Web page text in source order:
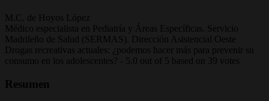
M.C. de Hoyos López
Médico especialista en Pediatría y Áreas Específicas. Servicio
Madrileño de Salud (SERMAS). Dirección Asistencial Oeste
Drogas recreativas actuales: ¿podemos hacer más para prevenir su
consumo en los adolescentes? - 5.0 out of 5 based on 39 votes
Resumen